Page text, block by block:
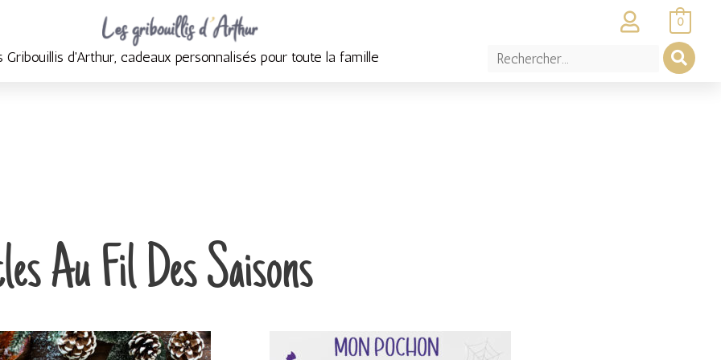
Gribouillis d'Arthur, cadeaux personnalisés pour toute la famille
0
Accueil Au fil des saisons
Au Fil Des Saisons